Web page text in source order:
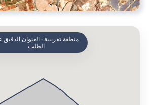
منطقة تقريبية · العنوان الدقيق
الطلب